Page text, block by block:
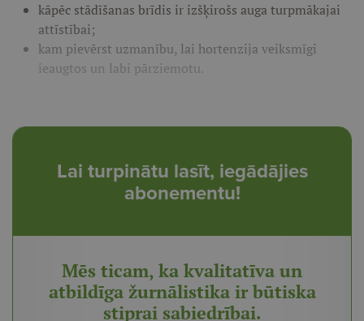
kāpēc stādīšanas brīdis ir izšķirošs auga turpmākajai
attīstībai;
kam pievērst uzmanību, lai hortenzija veiksmīgi
ieaugtos un labi pārziemotu.
Lai turpinātu lasīt, iegādājies
abonementu!
Mēs ticam, ka kvalitatīva un
atbildīga žurnālistika ir būtiska
stiprai sabiedrībai.